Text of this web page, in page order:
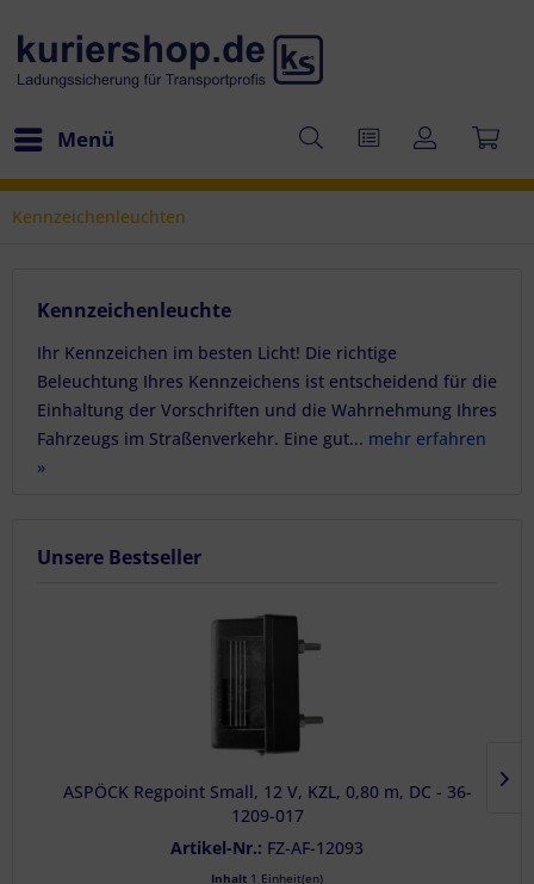
Menü
Kennzeichenleuchten
Kennzeichenleuchte
Ihr Kennzeichen im besten Licht! Die richtige
Beleuchtung Ihres Kennzeichens ist entscheidend für die
Einhaltung der Vorschriften und die Wahrnehmung Ihres
Fahrzeugs im Straßenverkehr. Eine gut... mehr erfahren
»
Unsere Bestseller
ASPÖCK Regpoint Small, 12 V, KZL, 0,80 m, DC - 36-
1209-017
Artikel-Nr.: FZ-AF-12093
Inhalt 1 Einheit(en)